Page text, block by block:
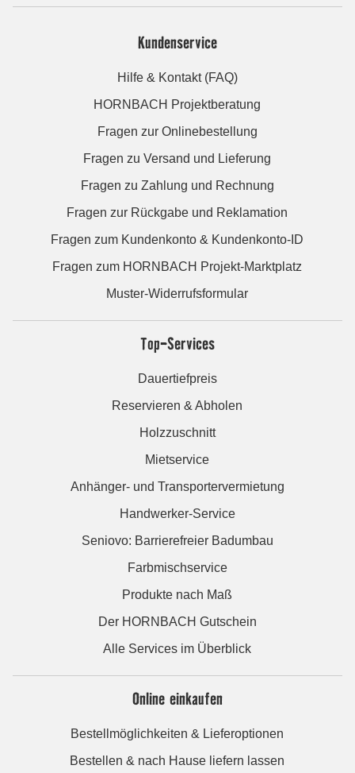
Kundenservice
Hilfe & Kontakt (FAQ)
HORNBACH Projektberatung
Fragen zur Onlinebestellung
Fragen zu Versand und Lieferung
Fragen zu Zahlung und Rechnung
Fragen zur Rückgabe und Reklamation
Fragen zum Kundenkonto & Kundenkonto-ID
Fragen zum HORNBACH Projekt-Marktplatz
Muster-Widerrufsformular
Top-Services
Dauertiefpreis
Reservieren & Abholen
Holzzuschnitt
Mietservice
Anhänger- und Transportervermietung
Handwerker-Service
Seniovo: Barrierefreier Badumbau
Farbmischservice
Produkte nach Maß
Der HORNBACH Gutschein
Alle Services im Überblick
Online einkaufen
Bestellmöglichkeiten & Lieferoptionen
Bestellen & nach Hause liefern lassen